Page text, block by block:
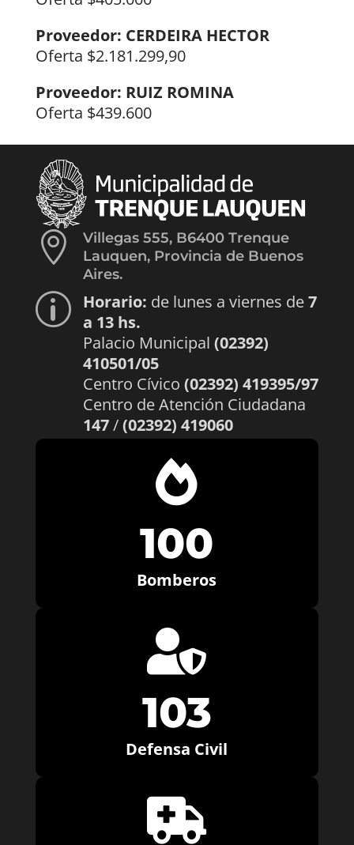
Proveedor: CERDEIRA HECTOR
Oferta $2.181.299,90
Proveedor: RUIZ ROMINA
Oferta $439.600

Villegas 555, B6400 Trenque
Lauquen, Provincia de Buenos
Aires.
p Horario: de lunes a viernes de7
a 13 hs.
Palacio Municipal (02392)
410501/05
Centro Cívico (02392) 419395/97
Centro de Atención Ciudadana
147/(02392) 419060

100
Bomberos

103
Defensa Civil
